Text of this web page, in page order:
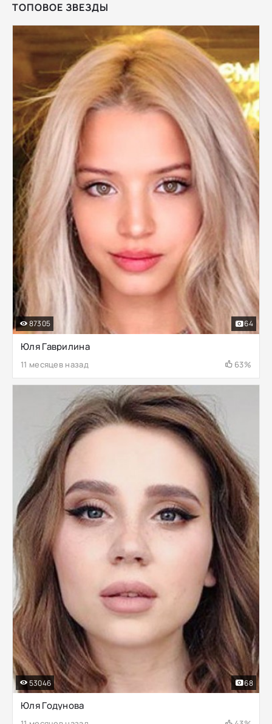
ТОПОВОЕ ЗВЕЗДЫ
Юля Гаврилина
11 месяцев назад 63%
87305 64
Юля Годунова
53046 68